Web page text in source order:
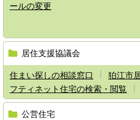
ールの変更
居住支援協議会
住まい探しの相談窓口 狛江市
フティネット住宅の検索・閲覧
公営住宅